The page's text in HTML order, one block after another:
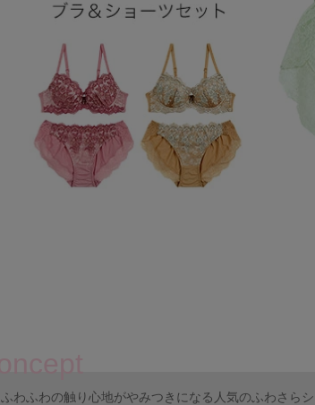
ふわふわの触り心地がやみつきになる人気のふわさらシ